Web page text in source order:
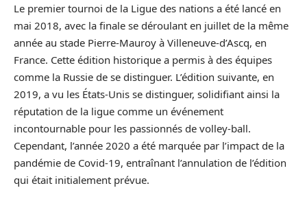
Le premier tournoi de la Ligue des nations a été lancé en
mai 2018, avec la finale se déroulant en juillet de la même
année au stade Pierre-Mauroy à Villeneuve-d’Ascq, en
France. Cette édition historique a permis à des équipes
comme la Russie de se distinguer. L’édition suivante, en
2019, a vu les États-Unis se distinguer, solidifiant ainsi la
réputation de la ligue comme un événement
incontournable pour les passionnés de volley-ball.
Cependant, l’année 2020 a été marquée par l’impact de la
pandémie de Covid-19, entraînant l’annulation de l’édition
qui était initialement prévue.